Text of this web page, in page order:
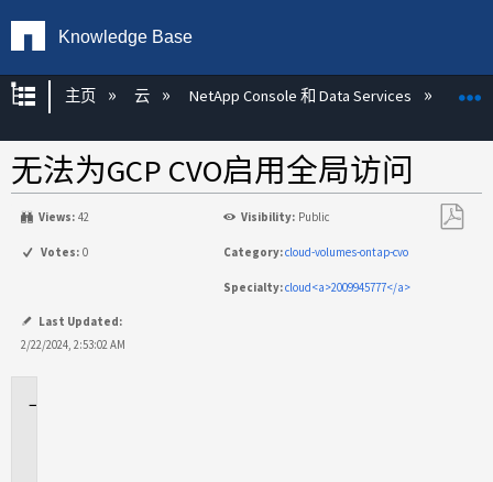
Knowledge Base
扩展/隐缩全局层次
主页 云 NetApp Console 和 Data Services
无法为GCP CVO启用全局访问
Views: 42 Visibility: Public
Votes: 0 Category:cloud-volumes-ontap-cvo
Specialty:cloud<a>2009945777</a>
Last Updated:
2/22/2024, 2:53:02 AM